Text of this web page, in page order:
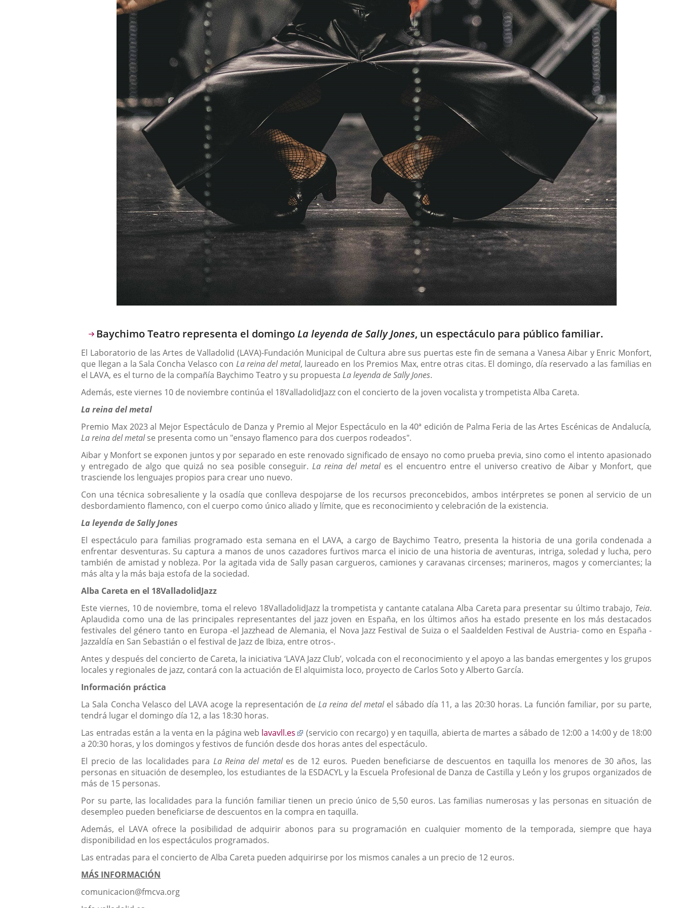
Descripción
Baychimo Teatro representa el domingoLa leyenda de Sally Jones, un espectáculo para público familiar.
El Laboratorio de las Artes de Valladolid (LAVA)-Fundación Municipal de Cultura abre sus puertas este fin de semana a Vanesa Aibar y Enric Monfort,
que llegan a la Sala Concha Velasco con La reina del metal, laureado en los Premios Max, entre otras citas. El domingo, día reservado a las familias en
el LAVA, es el turno de la compañía Baychimo Teatro y su propuestaLa leyenda de Sally Jones.
Además, este viernes 10 de noviembre continúa el 18ValladolidJazz con el concierto de la joven vocalista y trompetista Alba Careta.
La reina del metal
Premio Max 2023 al Mejor Espectáculo de Danza y Premio al Mejor Espectáculo en la 40ª edición de Palma Feria de las Artes Escénicas de Andalucía,
La reina del metalse presenta como un "ensayo flamenco para dos cuerpos rodeados".
Aibar y Monfort se exponen juntos y por separado en este renovado significado de ensayo no como prueba previa, sino como el intento apasionado
y entregado de algo que quizá no sea posible conseguir.La reina del metales el encuentro entre el universo creativo de Aibar y Monfort, que
trasciende los lenguajes propios para crear uno nuevo.
Con una técnica sobresaliente y la osadía que conlleva despojarse de los recursos preconcebidos, ambos intérpretes se ponen al servicio de un
desbordamiento flamenco, con el cuerpo como único aliado y límite, que es reconocimiento y celebración de la existencia.
La leyenda de Sally Jones
El espectáculo para familias programado esta semana en el LAVA, a cargo de Baychimo Teatro, presenta la historia de una gorila condenada a
enfrentar desventuras. Su captura a manos de unos cazadores furtivos marca el inicio de una historia de aventuras, intriga, soledad y lucha, pero
también de amistad y nobleza. Por la agitada vida de Sally pasan cargueros, camiones y caravanas circenses; marineros, magos y comerciantes; la
más alta y la más baja estofa de la sociedad.
Alba Careta en el 18ValladolidJazz
Este viernes, 10 de noviembre, toma el relevo 18ValladolidJazz la trompetista y cantante catalana Alba Careta para presentar su último trabajo, Teia.
Aplaudida como una de las principales representantes del jazz joven en España, en los últimos años ha estado presente en los más destacados
festivales del género tanto en Europa -el Jazzhead de Alemania, el Nova Jazz Festival de Suiza o el Saaldelden Festival de Austria- como en España -
Jazzaldía en San Sebastián o el festival de Jazz de Ibiza, entre otros-.
Antes y después del concierto de Careta, la iniciativa ‘LAVA Jazz Club’, volcada con el reconocimiento y el apoyo a las bandas emergentes y los grupos
locales y regionales de jazz, contará con la actuación de El alquimista loco, proyecto de Carlos Soto y Alberto García.
Información práctica
La Sala Concha Velasco del LAVA acoge la representación deLa reina del metalel sábado día 11, a las 20:30 horas. La función familiar, por su parte,
tendrá lugar el domingo día 12, a las 18:30 horas.
Las entradas están a la venta en la página web lavavll.es
Enlace
a
aplicación
externa.
(servicio con recargo) y en taquilla, abierta de martes a sábado de 12:00 a 14:00 y de 18:00
a 20:30 horas, y los domingos y festivos de función desde dos horas antes del espectáculo.
El precio de las localidades para La Reina del metal es de 12 euros. Pueden beneficiarse de descuentos en taquilla los menores de 30 años, las
personas en situación de desempleo, los estudiantes de la ESDACYL y la Escuela Profesional de Danza de Castilla y León y los grupos organizados de
más de 15 personas.
Por su parte, las localidades para la función familiar tienen un precio único de 5,50 euros. Las familias numerosas y las personas en situación de
desempleo pueden beneficiarse de descuentos en la compra en taquilla.
Además, el LAVA ofrece la posibilidad de adquirir abonos para su programación en cualquier momento de la temporada, siempre que haya
disponibilidad en los espectáculos programados.
Las entradas para el concierto de Alba Careta pueden adquirirse por los mismos canales a un precio de 12 euros.
MÁS INFORMACIÓN
comunicacion@fmcva.org